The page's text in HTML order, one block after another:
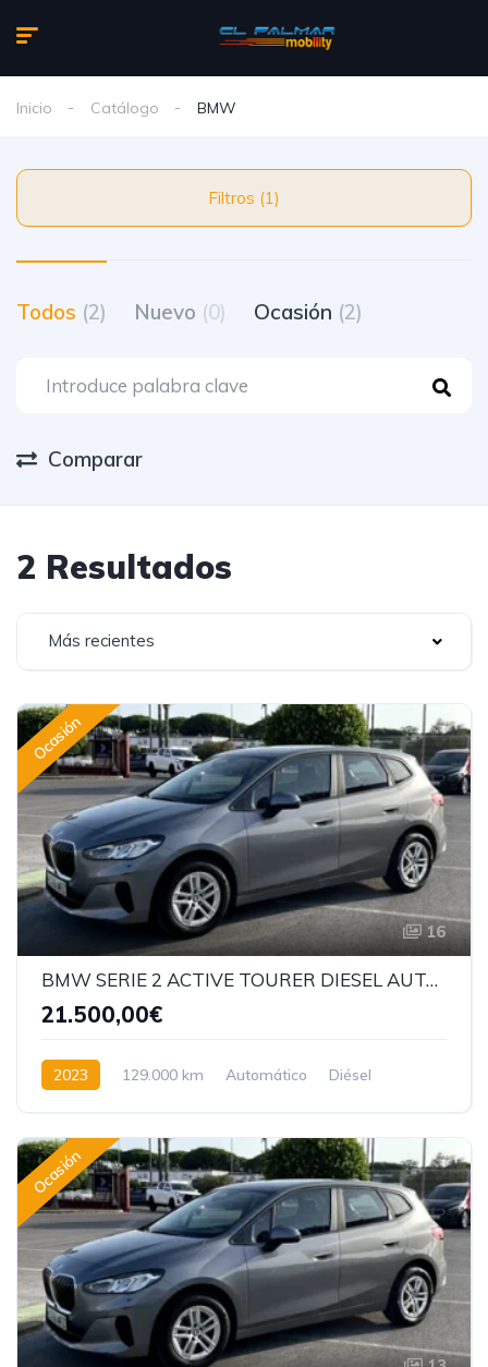
Inicio Catálogo BMW
Filtros (1)
Todos (2) Nuevo (0) Ocasión (2)
Comparar
2 Resultados
Más recientes
Ocasión
16
BMW SERIE 2 ACTIVE TOURER DIESEL AUTOMATICO
21.500,00€
2023 129.000 km Automático
Diésel
Ocasión